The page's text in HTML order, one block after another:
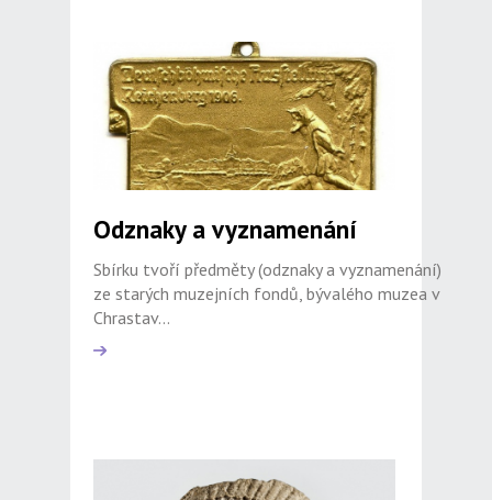
Odznaky a vyznamenání
Sbírku tvoří předměty (odznaky a vyznamenání)
ze starých muzejních fondů, bývalého muzea v
Chrastav...